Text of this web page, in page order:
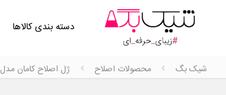
دسته بندی کالاها
شیک بگ محصولات اصلاح ژل اصلاح کامان مدل COOLING